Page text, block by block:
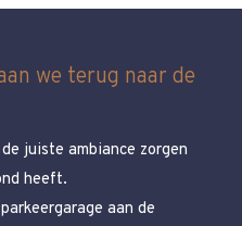
we terug naar de
juiste ambiance zorgen
heeft.
aan de